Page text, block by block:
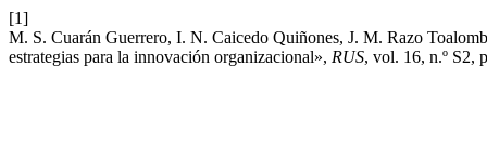
[1]
M. S. Cuarán Guerrero, I. N. Caicedo Quiñones, J. M. Razo
estrategias para la innovación organizacional», RUS, vol. 16, n.º S2,